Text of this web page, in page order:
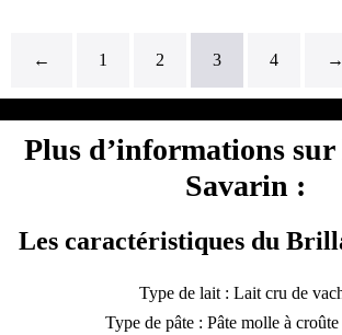
← 1 2 3 4 →
Plus d’informations
Savarin :
Les caractéristiques du
Type de lait : Lait cru de
Type de pâte : Pâte molle à